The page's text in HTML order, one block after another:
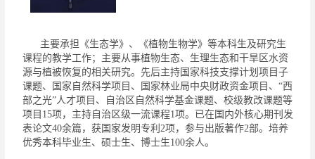
主要承担 《生态学》 、 《植物生物学》 等本科生及研究生
课程的教学工作；主要从事植物生态、生理生态和干旱区水资
源与植被恢复的相关研究。先后主持国家科技支撑计划项目子
课题、国家自然科学项目、国家林业局中央财政资金项目、 “西
部之光”人才项目、自治区自然科学基金课题、 校级教改课题等
项目 15项， 主持自治区级一流课程1项。已在国内外核心期刊发
表论文40余篇，获国家发明专利 2项，参与出版著作2部。培养
优秀本科毕业生、硕士生、博士生100余人。